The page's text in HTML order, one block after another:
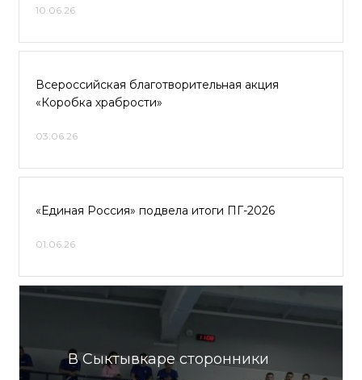
10.06.26
Всероссийская благотворительная акция
«Коробка храбрости»
03.06.26
«Единая Россия» подвела итоги ПГ-2026
01.06.26
В Сыктывкаре сторонники